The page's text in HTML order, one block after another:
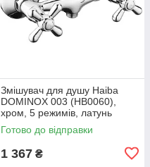
Змішувач для душу Haiba
DOMINOX 003 (HB0060),
хром, 5 режимів, латунь
(HB0060)
Готово до відправки
1 367 ₴